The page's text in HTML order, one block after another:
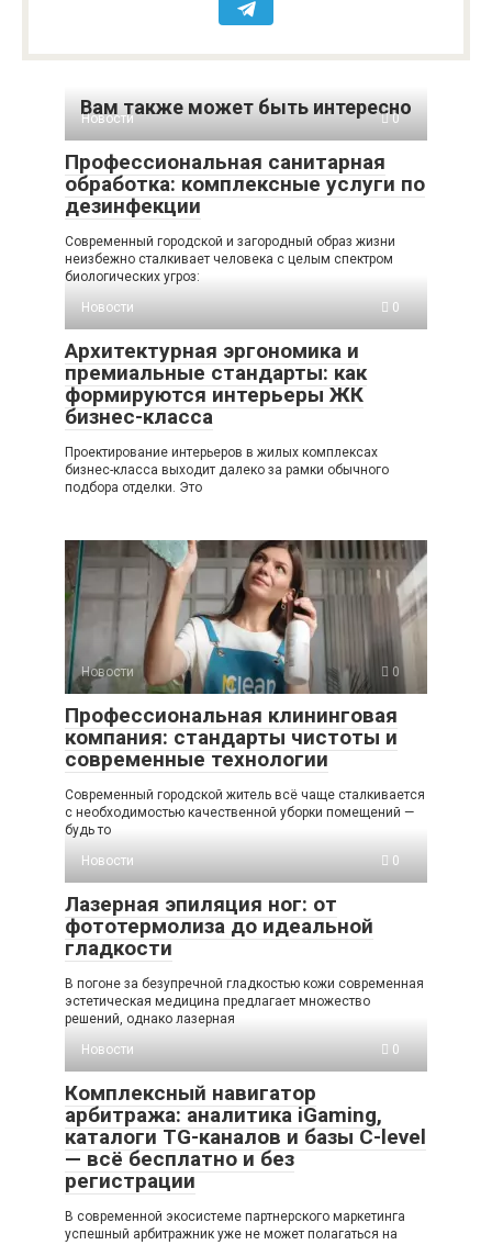
Вам также может быть интересно
Новости 0
Профессиональная санитарная
обработка: комплексные услуги по
дезинфекции
Современный городской и загородный образ жизни
неизбежно сталкивает человека с целым спектром
биологических угроз:
Новости
0
Архитектурная эргономика и
премиальные стандарты: как
формируются интерьеры ЖК
бизнес-класса
Проектирование интерьеров в жилых комплексах
бизнес-класса выходит далеко за рамки обычного
подбора отделки. Это
Новости 0
Профессиональная клининговая
компания: стандарты чистоты и
современные технологии
Современный городской житель всё чаще сталкивается
с необходимостью качественной уборки помещений —
будь то
Новости
0
Лазерная эпиляция ног: от
фототермолиза до идеальной
гладкости
В погоне за безупречной гладкостью кожи современная
эстетическая медицина предлагает множество
решений, однако лазерная
Новости
0
Комплексный навигатор
арбитража: аналитика iGaming,
каталоги TG-каналов и базы C-level
— всё бесплатно и без
регистрации
В современной экосистеме партнерского маркетинга
успешный арбитражник уже не может полагаться на